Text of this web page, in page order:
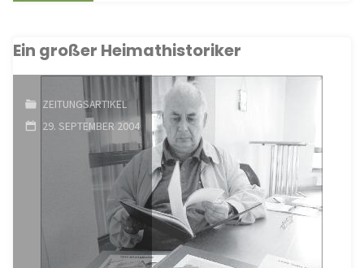
und
Hand
bewiesen"
Ein großer Heimathistoriker
ZEITUNGSARTIKEL
29. SEPTEMBER 2004